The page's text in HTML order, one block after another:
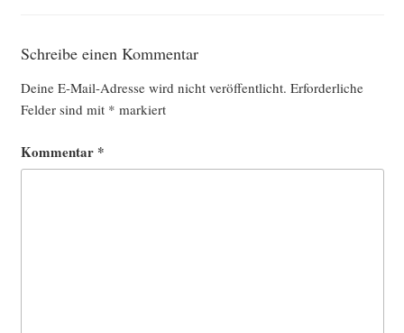
Schreibe einen Kommentar
Deine E-Mail-Adresse wird nicht veröffentlicht. Erforderliche
Felder sind mit * markiert
Kommentar *